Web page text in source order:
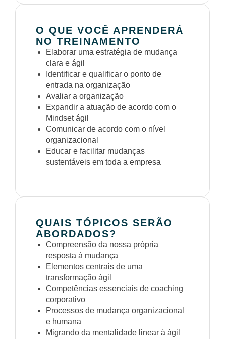
O QUE VOCÊ APRENDERÁ
NO TREINAMENTO
Elaborar uma estratégia de mudança
clara e ágil
Identificar e qualificar o ponto de
entrada na organização
Avaliar a organização
Expandir a atuação de acordo com o
Mindset ágil
Comunicar de acordo com o nível
organizacional
Educar e facilitar mudanças
sustentáveis em toda a empresa
QUAIS TÓPICOS SERÃO
ABORDADOS?
Compreensão da nossa própria
resposta à mudança
Elementos centrais de uma
transformação ágil
Competências essenciais de coaching
corporativo
Processos de mudança organizacional
e humana
Migrando da mentalidade linear à ágil